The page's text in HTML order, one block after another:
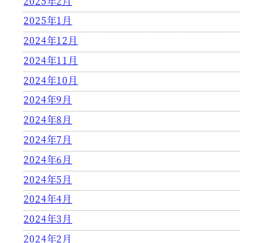
2025年1月
2024年12月
2024年11月
2024年10月
2024年9月
2024年8月
2024年7月
2024年6月
2024年5月
2024年4月
2024年3月
2024年2月